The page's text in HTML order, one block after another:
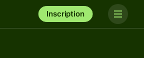
Inscription